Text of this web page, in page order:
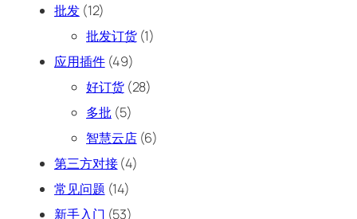
批发(12)
批发订货(1)
应用插件(49)
好订货(28)
多批(5)
智慧云店(6)
第三方对接(4)
常见问题 (14)
新手入门 (53)